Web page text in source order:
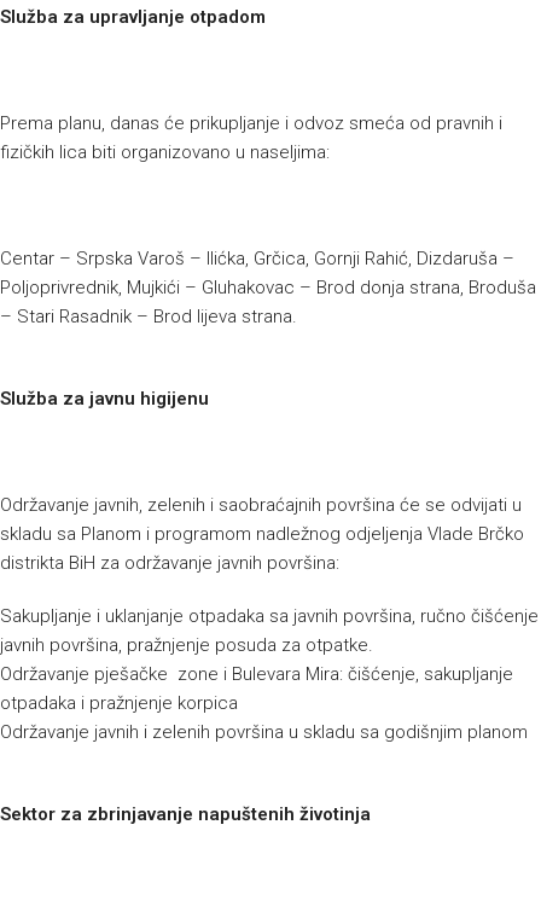
Služba za upravljanje otpadom
Prema planu, danas će prikupljanje i odvoz smeća od pravnih i
fizičkih lica biti organizovano u naseljima:
Centar – Srpska Varoš – Ilićka, Grčica, Gornji Rahić, Dizdaruša –
Poljoprivrednik, Mujkići – Gluhakovac – Brod donja strana, Broduša
– Stari Rasadnik – Brod lijeva strana.
Služba za javnu higijenu
Održavanje javnih, zelenih i saobraćajnih površina će se odvijati u
skladu sa Planom i programom nadležnog odjeljenja Vlade Brčko
distrikta BiH za održavanje javnih površina:
Sakupljanje i uklanjanje otpadaka sa javnih površina, ručno čišćenje
javnih površina, pražnjenje posuda za otpatke.
Održavanje pješačke zone i Bulevara Mira: čišćenje, sakupljanje
otpadaka i pražnjenje korpica
Održavanje javnih i zelenih površina u skladu sa godišnjim planom
Sektor za zbrinjavanje napuštenih životinja